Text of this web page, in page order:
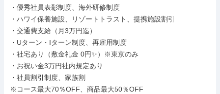
・優秀社員表彰制度、海外研修制度
・ハワイ保養施設、リゾートトラスト、提携施設割引
・交通費支給（月3万円迄）
・Uターン・Iターン制度、再雇用制度
・社宅あり（敷金礼金 0円✨）※東京のみ
・お祝い金3万円社内規定あり
・社員割引制度、家族割
※コース最大70％OFF、商品最大50％OFF